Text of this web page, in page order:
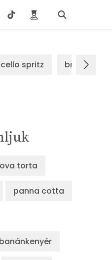
spritz brassói
torta
panna cotta